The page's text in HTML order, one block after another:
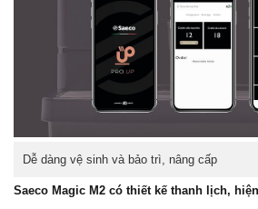
Dễ dàng vệ sinh và bảo trì, nâng cấp
Saeco Magic M2 có thiết kế thanh lịch,